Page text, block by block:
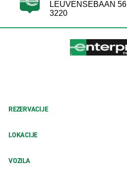
LEUVENSEBAAN 56
3220
REZERVACIJE
LOKACIJE
VOZILA